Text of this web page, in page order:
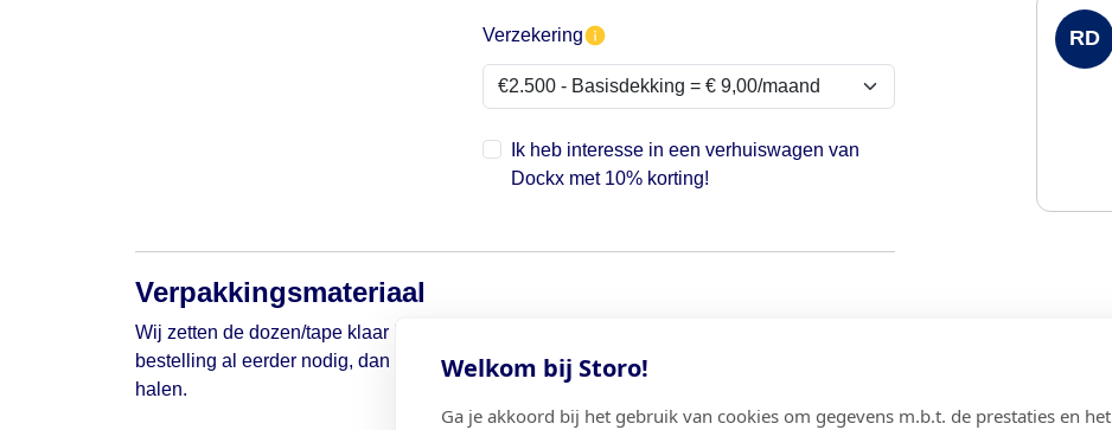
Welkom bij Storo!
Ga je akkoord bij het gebruik van cookies om gegevens m.b.t. de prestaties en het
Verzekering
Ik heb interesse in een verhuiswagen van
Dockx met 10% korting!
Verpakkingsmateriaal
Wij zetten de dozen/tape klaar in je box rond de startdatum van je contract. Heb je je
bestelling al eerder nodig, dan kan je ons altijd contacteren om ze ter plaatse te komen
halen.
RD